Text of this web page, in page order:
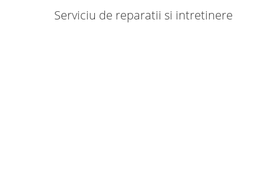
Serviciu de reparatii si intretinere